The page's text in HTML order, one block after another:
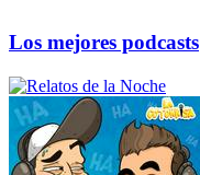
Los mejores podcasts